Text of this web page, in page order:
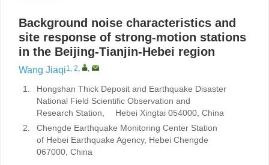
Background noise characteristics and
site response of strong-motion stations
in the Beijing-Tianjin-Hebei region
Wang Jiaqi1, 2, ,
1.
Hongshan Thick Deposit and Earthquake Disaster
National Field Scientific Observation and
Research Station, Hebei Xingtai 054000, China
2.
Chengde Earthquake Monitoring Center Station
of Hebei Earthquake Agency, Hebei Chengde
067000, China